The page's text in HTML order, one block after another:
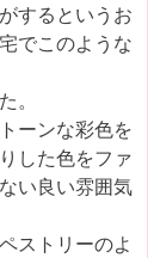
するというお
でこのような
。
ーンな彩色を
した色をファ
い良い雰囲気
ストリーのよ